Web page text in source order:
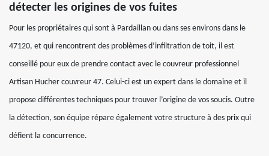
détecter les origines de vos fuites
Pour les propriétaires qui sont à Pardaillan ou dans ses environs dans le
47120, et qui rencontrent des problèmes d’infiltration de toit, il est
conseillé pour eux de prendre contact avec le couvreur professionnel
Artisan Hucher couvreur 47. Celui-ci est un expert dans le domaine et il
propose différentes techniques pour trouver l’origine de vos soucis. Outre
la détection, son équipe répare également votre structure à des prix qui
défient la concurrence.